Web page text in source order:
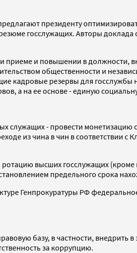
президенту
госслужащих. Авторы
приеме и повышении в
общественности и
кадровые резервы для
а на ее основе - единую
служащих - провести монетизацию
из чина в чин в соответствии
высших госслужащих
предельного срока
Генпрокуратуры РФ
базу, в частности, внедрить
за коррупцию.